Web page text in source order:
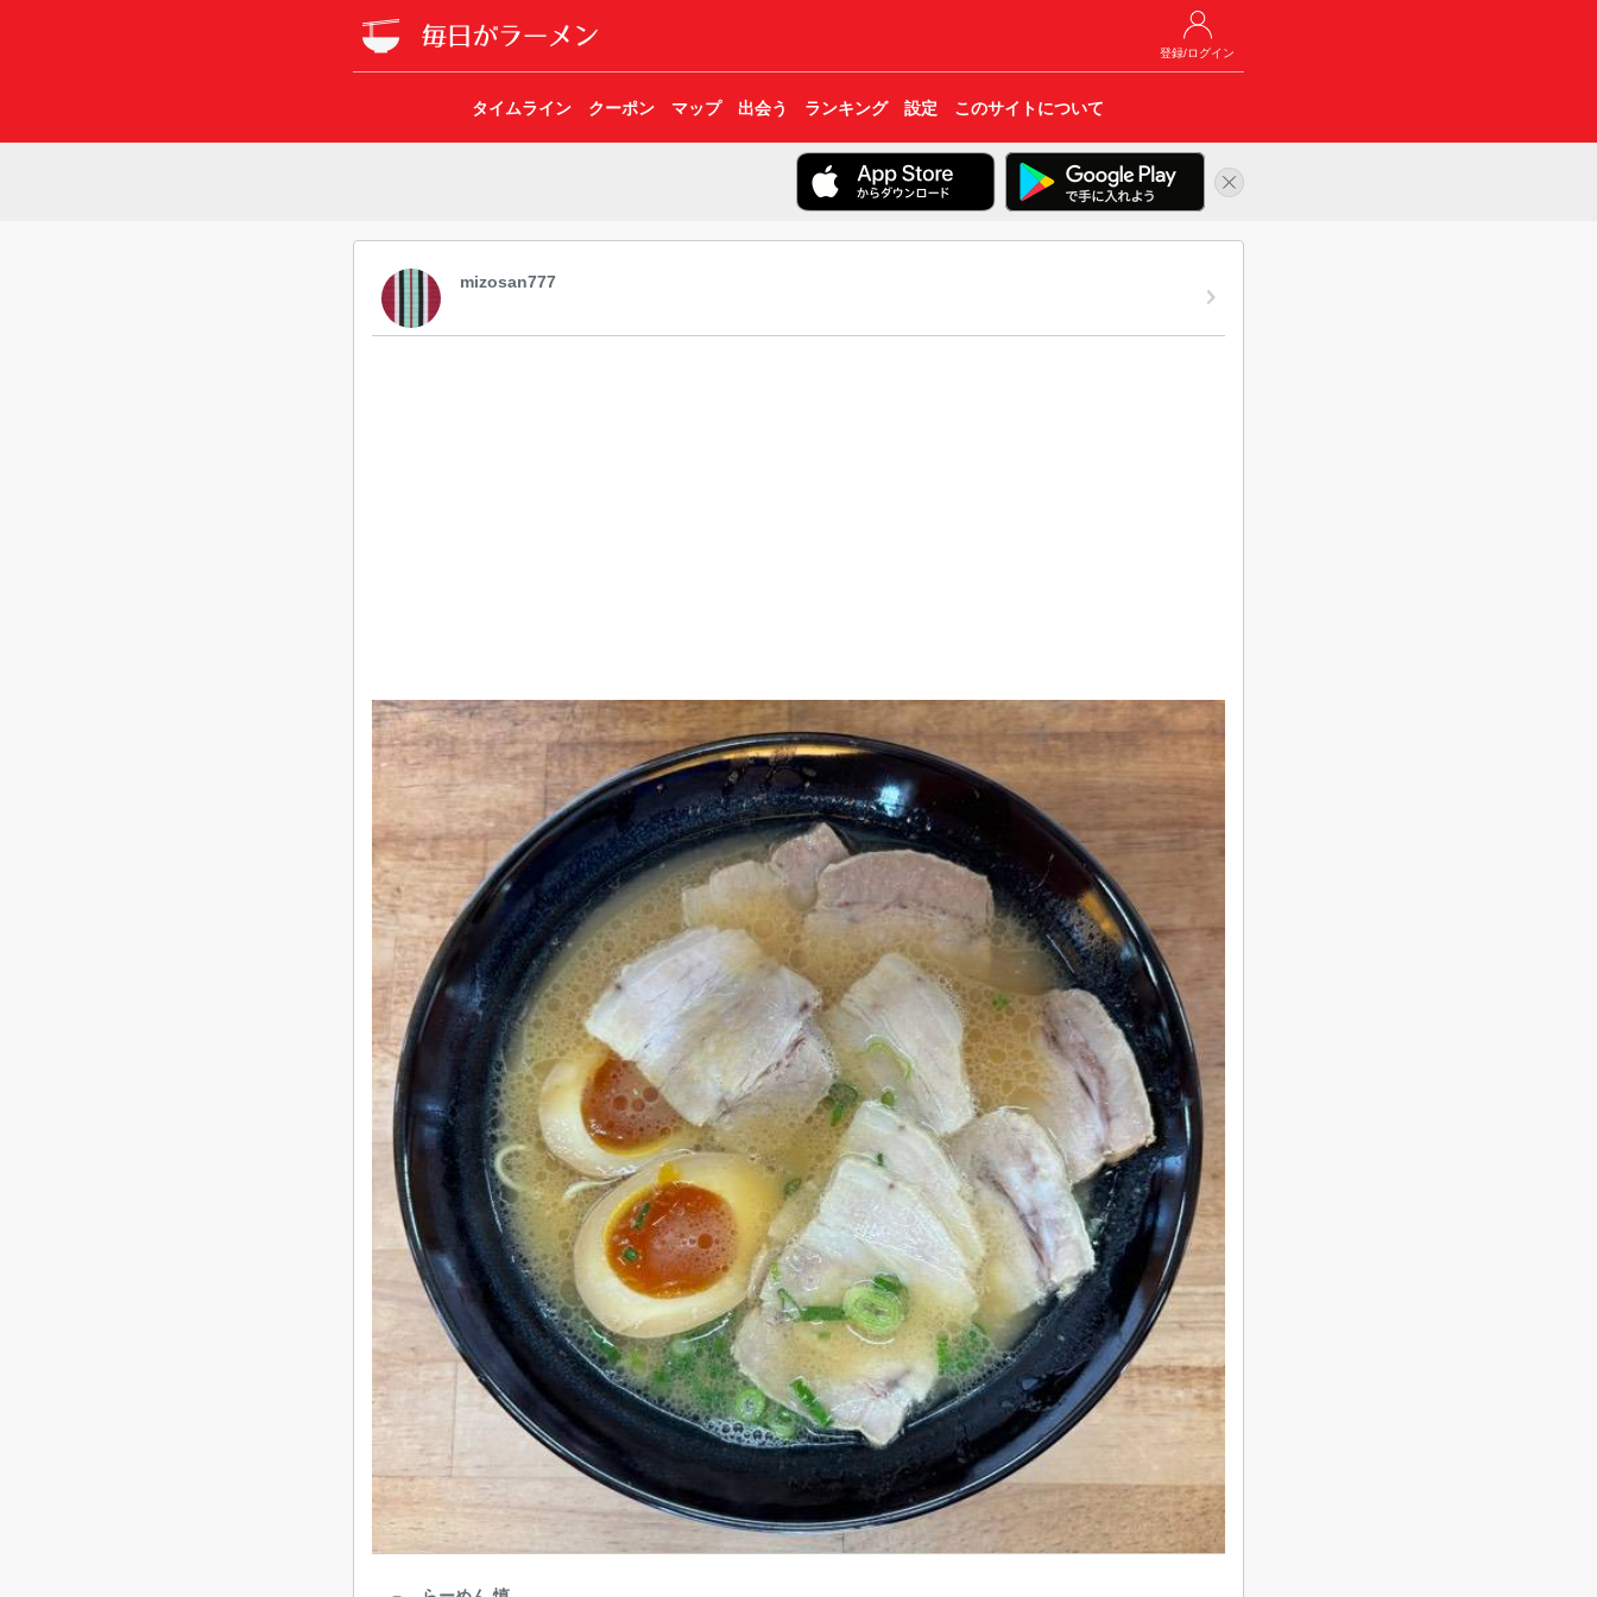
登録/ログイン
タイムライン クーポン マップ 出会う ランキング 設定 このサイトについて
mizosan777